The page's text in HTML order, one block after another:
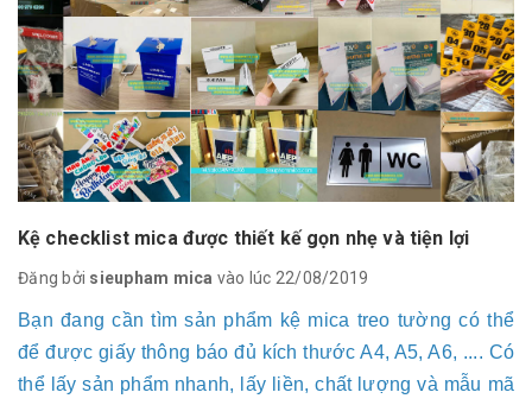
Kệ checklist mica được thiết kế gọn nhẹ và tiện lợi
Đăng bởi sieupham mica vào lúc 22/08/2019
Bạn đang cần tìm sản phẩm kệ mica treo tường có thể
để được giấy thông báo đủ kích thước A4, A5, A6, .... Có
thể lấy sản phẩm nhanh, lấy liền, chất lượng và mẫu mã